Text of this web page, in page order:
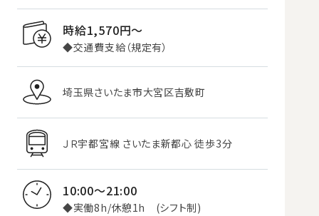
時給1,570円〜
◆交通費支給（規定有）
埼玉県さいたま市大宮区吉敷町
ＪＲ宇都宮線 さいたま新都心 徒歩3分
10:00～21:00
◆実働8h/休憩1h (シフト制)